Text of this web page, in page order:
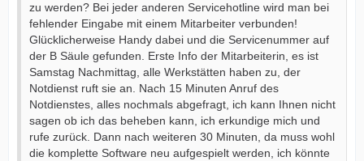
zu werden? Bei jeder anderen Servicehotline wird man bei
fehlender Eingabe mit einem Mitarbeiter verbunden!
Glücklicherweise Handy dabei und die Servicenummer auf
der B Säule gefunden. Erste Info der Mitarbeiterin, es ist
Samstag Nachmittag, alle Werkstätten haben zu, der
Notdienst ruft sie an. Nach 15 Minuten Anruf des
Notdienstes, alles nochmals abgefragt, ich kann Ihnen nicht
sagen ob ich das beheben kann, ich erkundige mich und
rufe zurück. Dann nach weiteren 30 Minuten, da muss wohl
die komplette Software neu aufgespielt werden, ich könnte